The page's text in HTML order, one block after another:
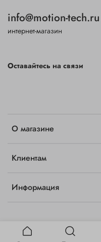
О магазине
Клиентам
Информация
info@motion-tech.ru
интернет-магазин
Оставайтесь на связи